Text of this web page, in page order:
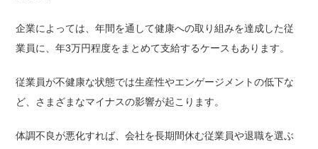
企業によっては、年間を通して健康への取り組みを達成した従
業員に、年3万円程度をまとめて支給するケースもあります。
従業員が不健康な状態では生産性やエンゲージメントの低下な
ど、さまざまなマイナスの影響が起こります。
体調不良が悪化すれば、会社を長期間休む従業員や退職を選ぶ